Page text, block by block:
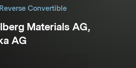
Convertible
Materials AG,
AG